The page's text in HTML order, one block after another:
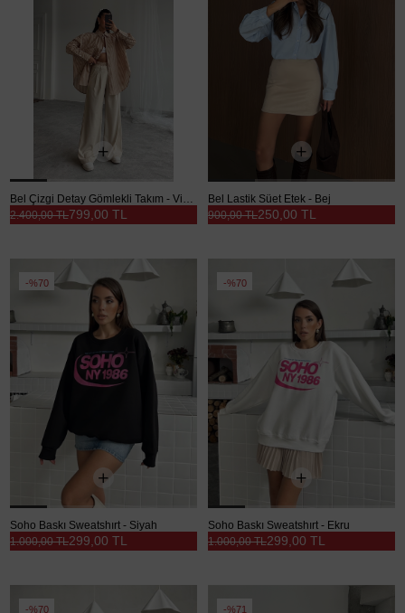
Bel Çizgi Detay Gömlekli Takım - Vizon
799,00 TL
2.400,00 TL
Bel Lastik Süet Etek - Bej
250,00 TL
900,00 TL
%70
Soho Baskı Sweatshırt - Siyah
299,00 TL
1.000,00 TL
%70
Soho Baskı Sweatshırt - Ekru
299,00 TL
1.000,00 TL
%70 %71